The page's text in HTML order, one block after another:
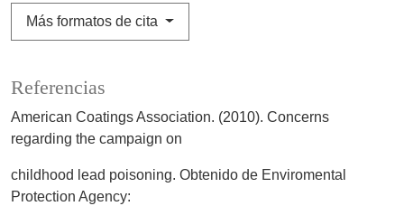
Más formatos de cita
Referencias
American Coatings Association. (2010). Concerns
regarding the campaign on
childhood lead poisoning. Obtenido de Enviromental
Protection Agency: